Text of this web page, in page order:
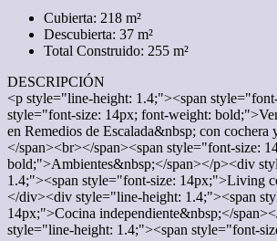
Cubierta: 218 m²
Descubierta: 37 m²
Total Construido: 255 m²
DESCRIPCIÓN
<p style="line-height: 1.4;"><span
style="font-size: 14px; font-weight:
en Remedios de Escalada&nbsp; con cochera
</span><br></span><span style="font-size:
bold;">Ambientes&nbsp;</span></p><div
1.4;"><span style="font-size: 14px;">Living
</div><div style="line-height: 1.4;"><span
14px;">Cocina independiente&nbsp;</
style="line-height: 1.4;"><span style="font-